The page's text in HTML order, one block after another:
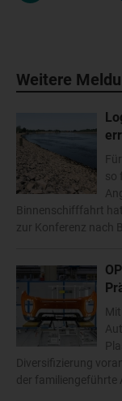
Weitere
so
Binnenschifffahrt
zur Konferenz nach
Diversifizierung
der familiengeführte